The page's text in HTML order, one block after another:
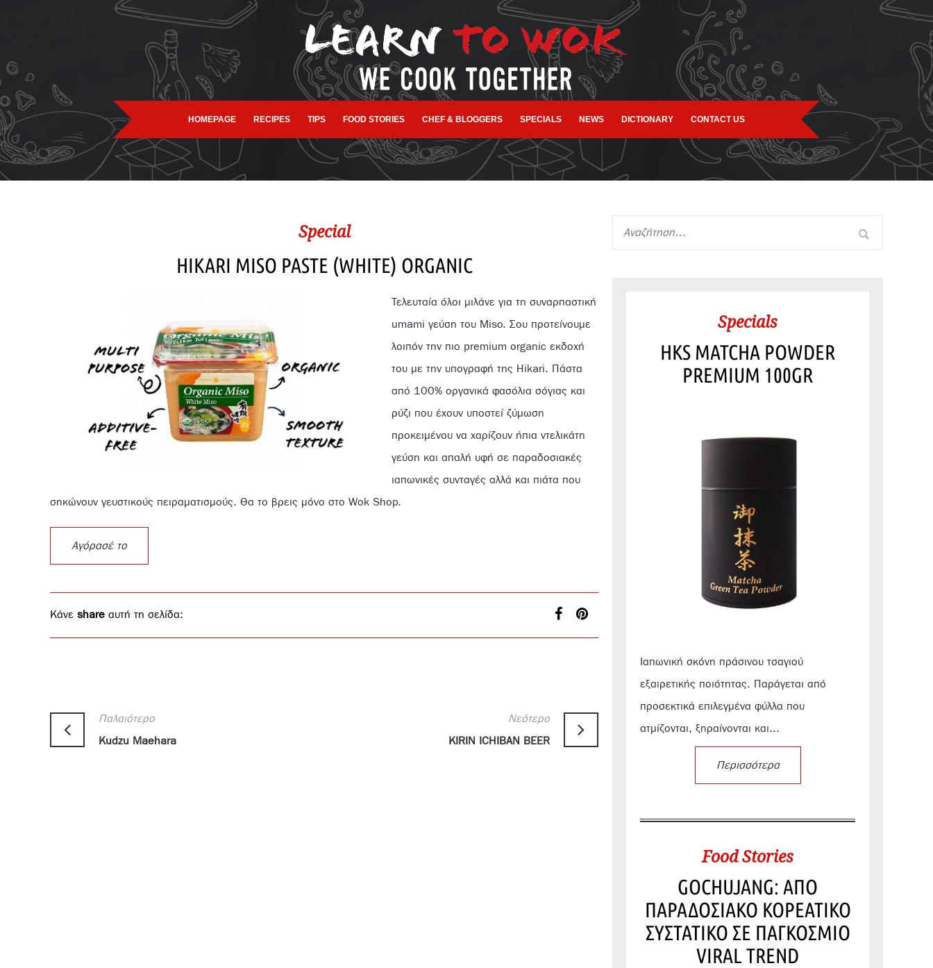
HOMEPAGE RECIPES TIPS FOOD STORIES CHEF & BLOGGERS SPECIALS NEWS DICTIONARY CONTACT US
Special
HIKARI MISO PASTE (WHITE) ORGANIC
Τελευταία όλοι μιλάνε για τη συναρπαστική
umami γεύση του Miso. Σου προτείνουμε
λοιπόν την πιο premium organic εκδοχή
του με την υπογραφή της Hikari. Πάστα
από 100% οργανικά φασόλια σόγιας και
ρύζι που έχουν υποστεί ζύμωση
προκειμένου να χαρίζουν ήπια ντελικάτη
γεύση και απαλή υφή σε παραδοσιακές
ιαπωνικές συνταγές αλλά και πιάτα που
σηκώνουν γευστικούς πειραματισμούς. Θα το βρεις μόνο στο Wok Shop.
Αγόρασέ το
Κάνε share αυτή τη σελίδα:
Παλαιότερο
Kudzu Maehara
Νεότερο
KIRIN ICHIBAN BEER
Specials
HKS MATCHA POWDER
PREMIUM 100GR
Ιαπωνική σκόνη πράσινου τσαγιού
εξαιρετικής ποιότητας. Παράγεται από
προσεκτικά επιλεγμένα φύλλα που
ατμίζονται, ξηραίνονται και...
Περισσότερα
Food Stories
GOCHUJANG: ΑΠΟ
ΠΑΡΑΔΟΣΙΑΚΟ ΚΟΡΕΑΤΙΚΟ
ΣΥΣΤΑΤΙΚΟ ΣΕ ΠΑΓΚΟΣΜΙΟ
VIRAL TREND